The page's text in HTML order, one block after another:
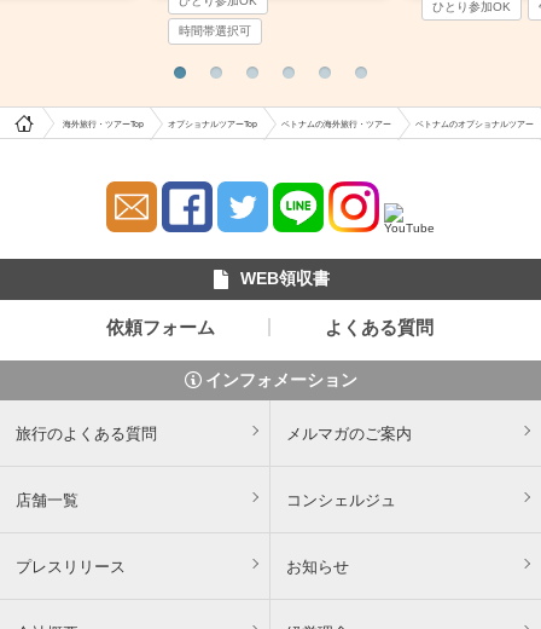
時間帯選択可
ひとり参加OK
海外旅行・ツアーTop オプショナルツアーTop ベトナムの海外旅行・ツアー ベトナムのオプショナルツアー
WEB領収書
依頼フォーム よくある質問
インフォメーション
旅行のよくある質問 メルマガのご案内
店舗一覧 コンシェルジュ
プレスリリース お知らせ